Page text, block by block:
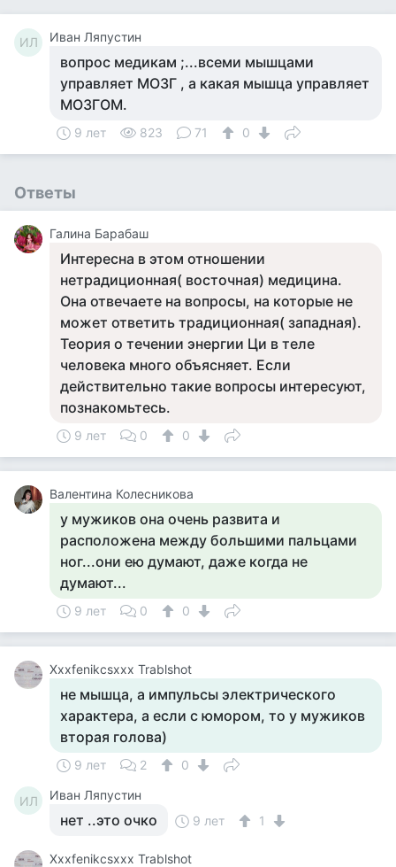
ИЛ Иван Ляпустин
вопрос медикам ;...всеми мышцами
управляет МОЗГ , а какая мышца управляет
МОЗГОМ.
9 лет 823 71 0
Ответы
Галина Барабаш
Интересна в этом отношении
нетрадиционная( восточная) медицина.
Она отвечаете на вопросы, на которые не
может ответить традиционная( западная).
Теория о течении энергии Ци в теле
человека много объясняет. Если
действительно такие вопросы интересуют,
познакомьтесь.
9 лет 0 0
Валентина Колесникова
у мужиков она очень развита и
расположена между большими пальцами
ног...они ею думают, даже когда не
думают...
9 лет 0 0
Xxxfenikcsxxx Trablshot
не мышца, а импульсы электрического
характера, а если с юмором, то у мужиков
вторая голова)
9 лет 2 0
ИЛ Иван Ляпустин
нет ..это очко 9 лет 1
Xxxfenikcsxxx Trablshot